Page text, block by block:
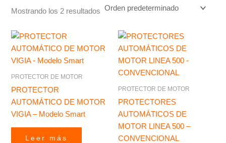
Mostrando los 2 resultados
PROTECTOR DE MOTOR
PROTECTOR
AUTOMÁTICO DE MOTOR
VIGIA – Modelo Smart
Leer más
PROTECTOR DE MOTOR
PROTECTORES
AUTOMÁTICOS DE
MOTOR LINEA 500 –
CONVENCIONAL